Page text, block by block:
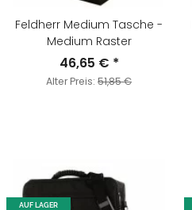
Feldherr Medium Tasche -
Medium Raster
46,65 € *
Alter Preis: 51,85 €
AUF LAGER